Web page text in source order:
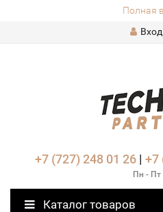
Полная
Вход
+7 (727) 248 01 26| +7
Пн - Пт
Каталог товаров